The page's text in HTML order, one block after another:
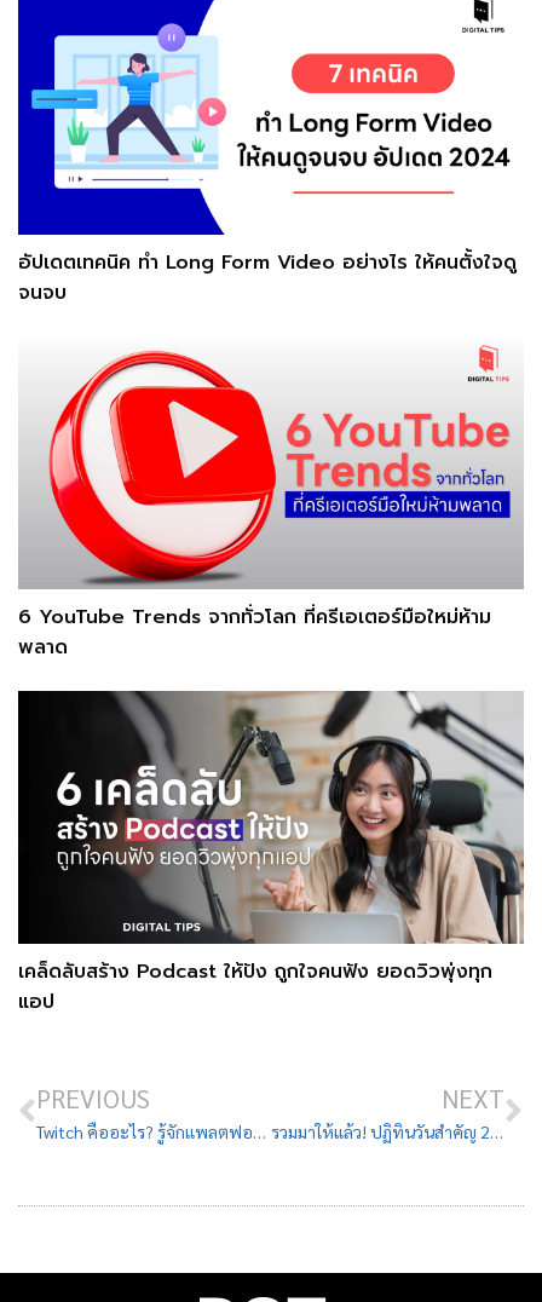
อัปเดตเทคนิค ทำ Long Form Video อย่างไร ให้คนตั้งใจดู
จนจบ
6 YouTube Trends จากทั่วโลก ที่ครีเอเตอร์มือใหม่ห้าม
พลาด
เคล็ดลับสร้าง Podcast ให้ปัง ถูกใจคนฟัง ยอดวิวพุ่งทุก
แอป
PREVIOUS
Twitch คืออะไร? รู้จักแพลตฟอร์มขวัญใจสตรีมเมอร์ ที่ไม่ได้มีแค่เกม
NEXT
รวมมาให้แล้ว! ปฏิทินวันสำคัญ 2024 สำหรับวางแผนคิดคอนเทนต์